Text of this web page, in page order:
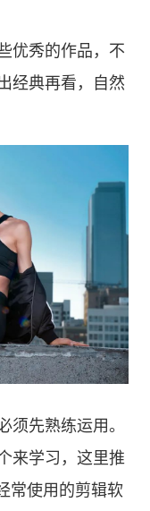
优秀的作品，不
经典再看，自然
须先熟练运用。
来学习，这里推
常使用的剪辑软